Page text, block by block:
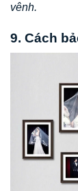
vênh.
9. Cách